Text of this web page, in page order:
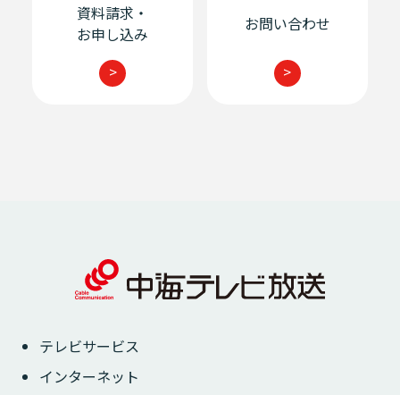
資料請求・
お申し込み
>
お問い合わせ
>
テレビサービス
インターネット